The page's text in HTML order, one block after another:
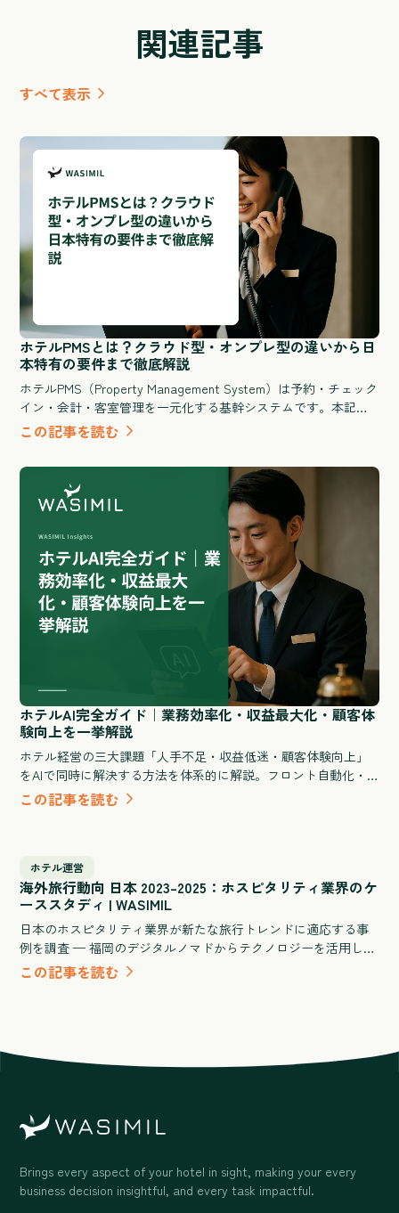
関連記事
すべて表示
ホテルPMSとは？クラウド型・オンプレ型の違いから日
本特有の要件まで徹底解説
ホテルPMS（Property Management System）は予約・チェック
イン・会計・客室管理を一元化する基幹システムです。本記事
ではPMSの基本定義からクラウド型とオンプレ型の違い、イン
入費用と期間の目安まで、GMが比較検討に必要な情報をすべて
解説します。
この記事を読む
ホテルAI完全ガイド｜業務効率化・収益最大化・顧客体
験向上を一挙解説
ホテル経営の三大課題「人手不足・収益低迷・顧客体験向上」
をAIで同時に解決する方法を体系的に解説。フロント自動化・
需要予測・清掃シフト最適化など業務別の活用シナリオと、旅
この記事を読む
ホテル運営
海外旅行動向 日本 2023–2025：ホスピタリティ業界のケ
ーススタディ | WASIMIL
日本のホスピタリティ業界が新たな旅行トレンドに適応する事
例を調査 — 福岡のデジタルノマドからテクノロジーを活用した
旅館体験まで。
この記事を読む
Brings every aspect of your hotel in sight, making your every
business decision insightful, and every task impactful.